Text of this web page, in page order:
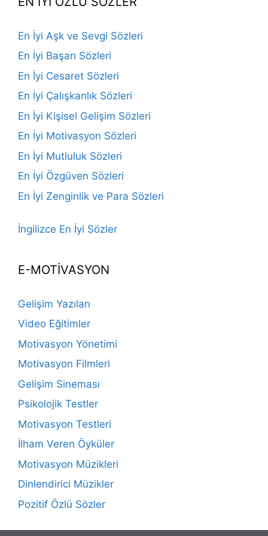
En İyi Aşk ve Sevgi Sözleri
En İyi Başarı Sözleri
En İyi Cesaret Sözleri
En İyi Çalışkanlık Sözleri
En İyi Kişisel Gelişim Sözleri
En İyi Motivasyon Sözleri
En İyi Mutluluk Sözleri
En İyi Özgüven Sözleri
En İyi Zenginlik ve Para Sözleri
İngilizce En İyi Sözler
E-MOTİVASYON
Gelişim Yazıları
Video Eğitimler
Motivasyon Yönetimi
Motivasyon Filmleri
Gelişim Sineması
Psikolojik Testler
Motivasyon Testleri
İlham Veren Öyküler
Motivasyon Müzikleri
Dinlendirici Müzikler
Pozitif Özlü Sözler